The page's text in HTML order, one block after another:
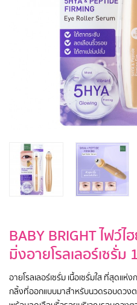
BABY BRIGHT ไฟว์
มิ่งอายโรลเลอร์เซรั่ม
อายโรลเลอร์เซรั่ม เนื้อเซรั่มใส ที่สุดแ
กลิ้งที่ออกแบบมาสำหรับนวดรอบดวงต